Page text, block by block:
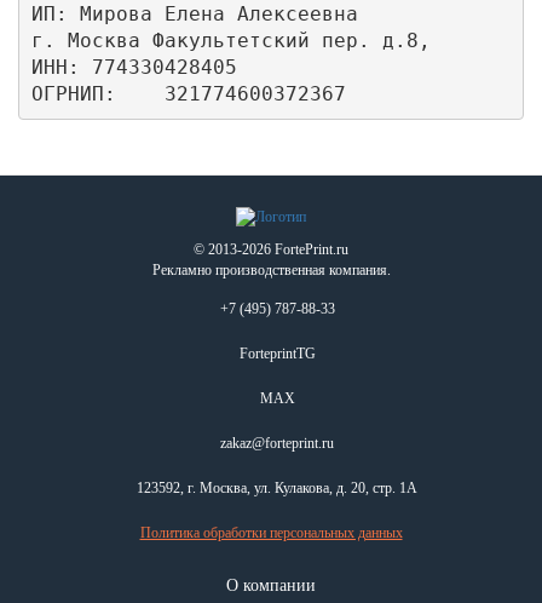
ИП: Мирова Елена Алексеевна
г. Москва Факультетский пер. д.8,
ИНН: 774330428405
ОГРНИП:    321774600372367
© 2013-2026 FortePrint.ru
Рекламно производственная компания.
+7 (495) 787-88-33
ForteprintTG
MAX
zakaz@forteprint.ru
123592, г. Москва, ул. Кулакова, д. 20, стр. 1А
Политика обработки персональных данных
О компании